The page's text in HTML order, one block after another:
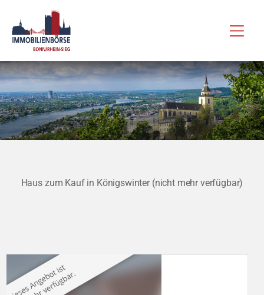
Inhalt
springen
Haus zum Kauf in Königswinter (nicht mehr verfügbar)